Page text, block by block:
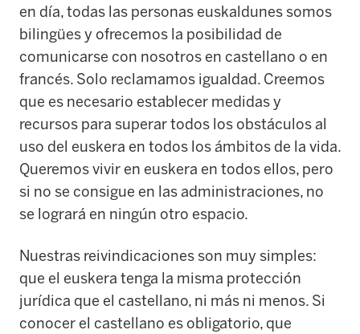
en día, todas las personas euskaldunes somos
bilingües y ofrecemos la posibilidad de
comunicarse con nosotros en castellano o en
francés. Solo reclamamos igualdad. Creemos
que es necesario establecer medidas y
recursos para superar todos los obstáculos al
uso del euskera en todos los ámbitos de la vida.
Queremos vivir en euskera en todos ellos, pero
si no se consigue en las administraciones, no
se logrará en ningún otro espacio.
Nuestras reivindicaciones son muy simples:
que el euskera tenga la misma protección
jurídica que el castellano, ni más ni menos. Si
conocer el castellano es obligatorio, que